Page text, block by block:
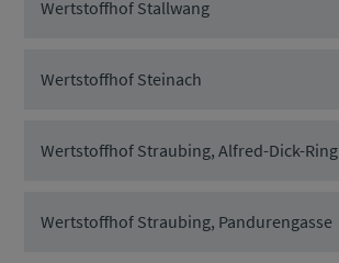
Wertstoffhof Stallwang
Wertstoffhof Steinach
Wertstoffhof Straubing, Alfred-Dick-Ring
Wertstoffhof Straubing, Pandurengasse